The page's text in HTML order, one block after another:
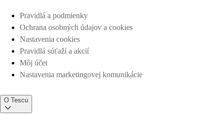
Pravidlá a podmienky
Ochrana osobných údajov a cookies
Nastavenia cookies
Pravidlá súťaží a akcií
Môj účet
Nastavenia marketingovej komunikácie
O Tescu